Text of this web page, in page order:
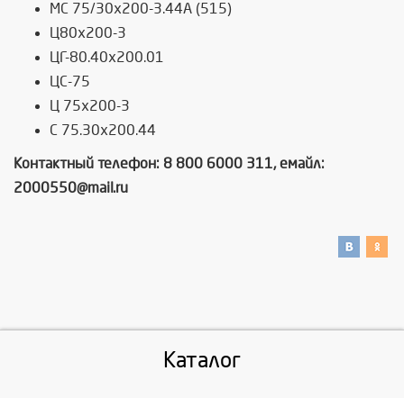
МС 75/30х200-3.44А (515)
Ц80х200-3
ЦГ-80.40х200.01
ЦС-75
Ц 75х200-3
С 75.30х200.44
Контактный телефон: 8 800 6000 311, емайл:
2000550@mail.ru
Каталог